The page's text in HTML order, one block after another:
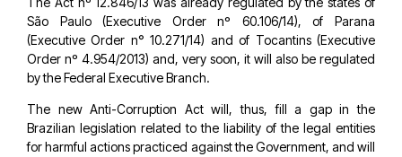
São Paulo (Executive Order nº 60.106/14), of Parana
(Executive Order n° 10.271/14) and of Tocantins (Executive
Order nº 4.954/2013) and, very soon, it will also be regulated
by the Federal Executive Branch.
The new Anti-Corruption Act will, thus, fill a gap in the
Brazilian legislation related to the liability of the legal entities
for harmful actions practiced against the Government, and will